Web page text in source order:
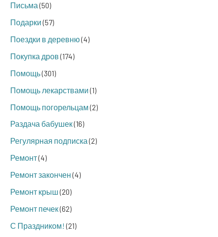
Письма(50)
Подарки(57)
Поездки в деревню(4)
Покупка дров(174)
Помощь(301)
Помощь лекарствами(1)
Помощь погорельцам(2)
Раздача бабушек(16)
Регулярная подписка(2)
Ремонт(4)
Ремонт закончен(4)
Ремонт крыш(20)
Ремонт печек(62)
С Праздником! (21)